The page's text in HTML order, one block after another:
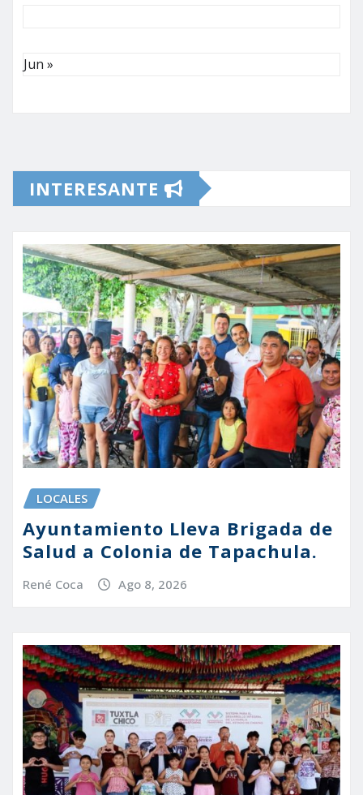
Jun »
INTERESANTE
LOCALES
Ayuntamiento Lleva Brigada de
Salud a Colonia de Tapachula.
René Coca Ago 8, 2026